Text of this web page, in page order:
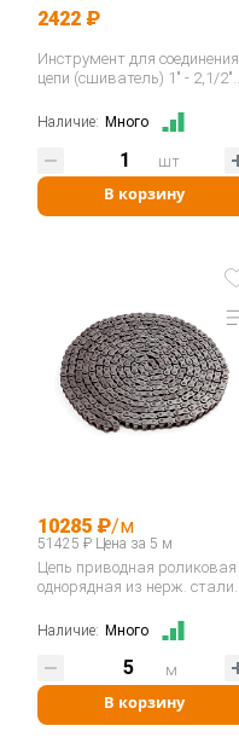
2422 ₽
Инструмент для соединения
цепи (сшиватель) 1" - 2,1/2"
Наличие: Много
В корзину
шт
10285 ₽/м
51425 ₽ Цена за 5 м
Цепь приводная роликовая
однорядная из нерж. стали
Наличие: Много
В корзину
м